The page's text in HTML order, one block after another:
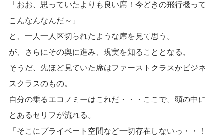
「おお、思っていたよりも良い席！今どきの飛行機って
こんなんなんだ～」
と、一人一人区切られたような席を見て思う。
が、さらにその奥に進み、現実を知ることとなる。
そうだ、先ほど見ていた席はファーストクラスかビジネ
スクラスのもの。
自分の乗るエコノミーはこれだ・・・ここで、頭の中に
とあるセリフが流れる。
「そこにプライベート空間など一切存在しないっ・・！